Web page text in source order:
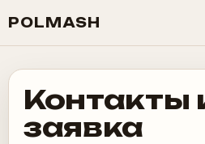
POLMASH
Контакты
заявка